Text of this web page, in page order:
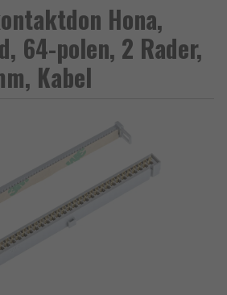
Hona,
64-polen, 2 Rader,
Kabel